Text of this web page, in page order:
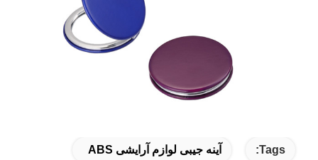
Tags: آینه جیبی لوازم آرایشی ABS